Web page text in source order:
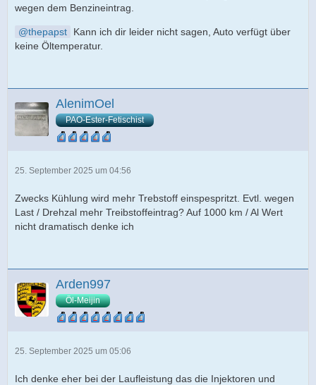
wegen dem Benzineintrag.
thepapst
Kann ich dir leider nicht sagen, Auto verfügt über
keine Öltemperatur.
AlenimOel
PAO-Ester-Fetischist
25. September 2025 um 04:56
Zwecks Kühlung wird mehr Trebstoff einspespritzt. Evtl. wegen
Last / Drehzal mehr Treibstoffeintrag? Auf 1000 km / Al Wert
nicht dramatisch denke ich
Arden997
Öl-Meijin
25. September 2025 um 05:06
Ich denke eher bei der Laufleistung das die Injektoren und